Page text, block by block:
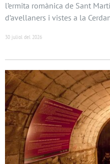
l’ermita romànica de Sant
d’avellaners i vistes a la
30 juliol del 2026